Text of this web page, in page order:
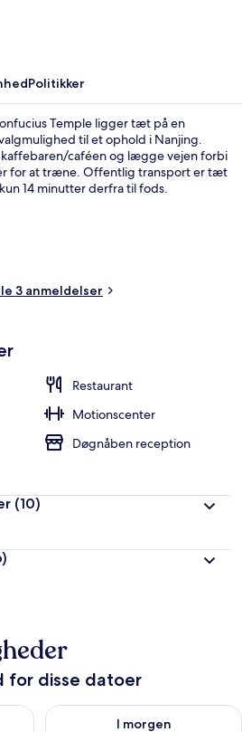
Politikker
Temple ligger tæt på en
til et ophold i Nanjing.
caféen og lægge vejen forbi
for at træne. Offentlig transport er tæt
14 minutter derfra til fods.
3 anmeldelser
Restaurant
Motionscenter
Døgnåben reception
(10)
for disse datoer
aug. 9 - aug. 10
I morgen
Tjek tilgængelighed for i